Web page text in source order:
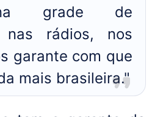
grade de
nas rádios, nos
garante com que
mais brasileira."